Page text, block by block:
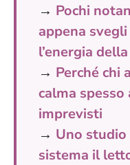
→ Pochi
appena
l’energia
→ Perché chi
calma
imprevisti
→ Uno studio
sistema il